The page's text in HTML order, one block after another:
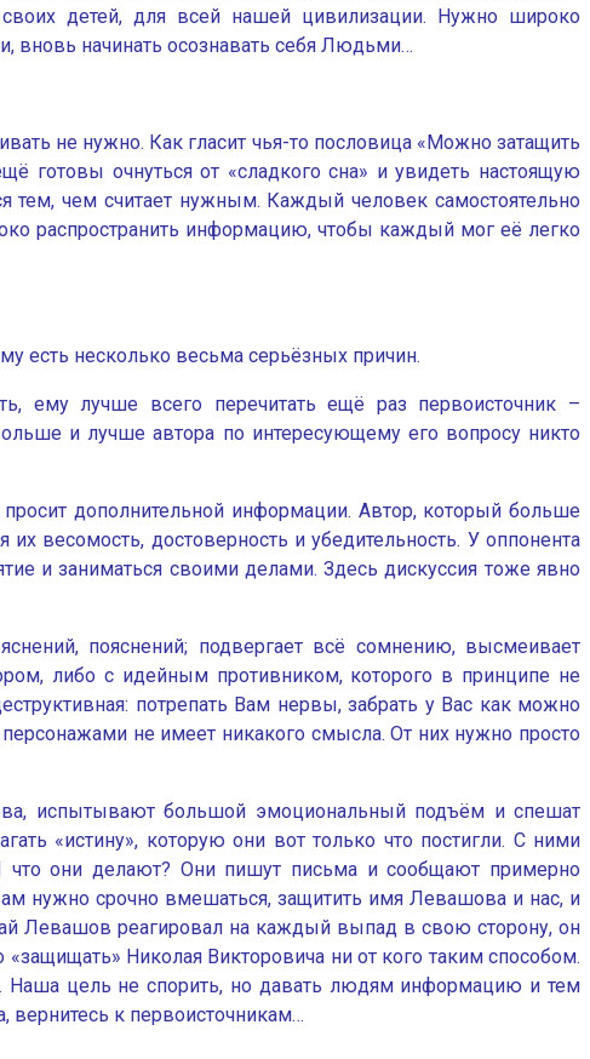
детей, для всей нашей цивилизации. Нужно широко
вновь начинать осознавать себя Людьми…
не нужно. Как гласит чья-то пословица «Можно затащить
готовы очнуться от «сладкого сна» и увидеть настоящую
тем, чем считает нужным. Каждый человек самостоятельно
распространить информацию, чтобы каждый мог её легко
есть несколько весьма серьёзных причин.
ему лучше всего перечитать ещё раз первоисточник –
и лучше автора по интересующему его вопросу никто
дополнительной информации. Автор, который больше
весомость, достоверность и убедительность. У оппонента
и заниматься своими делами. Здесь дискуссия тоже явно
пояснений; подвергает всё сомнению, высмеивает
либо с идейным противником, которого в принципе не
потрепать Вам нервы, забрать у Вас как можно
не имеет никакого смысла. От них нужно просто
испытывают большой эмоциональный подъём и спешат
«истину», которую они вот только что постигли. С ними
что они делают? Они пишут письма и сообщают примерно
нужно срочно вмешаться, защитить имя Левашова и нас, и
Левашов реагировал на каждый выпад в свою сторону, он
Николая Викторовича ни от кого таким способом.
цель не спорить, но давать людям информацию и тем
вернитесь к первоисточникам…